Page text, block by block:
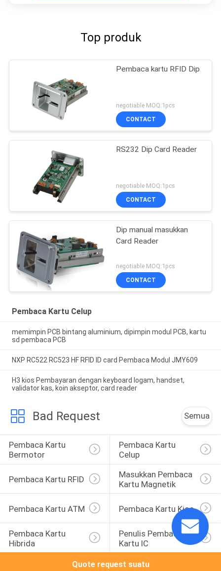
Top produk
Pembaca kartu RFID Dip
negotiable MOQ:1pcs
CONTACT
RS232 Dip Card Reader
negotiable MOQ:1pcs
CONTACT
Dip manual masukkan
Card Reader
negotiable MOQ:1pcs
CONTACT
Pembaca Kartu Celup
memimpin PCB bintang aluminium, dipimpin modul PCB, kartu
sd pembaca PCB
NXP RC522 RC523 HF RFID ID card Pembaca Modul JMY609
H3 kios Pembayaran dengan keyboard logam, handset,
validator kas, koin akseptor, card reader
Bad Request Semua
Pembaca Kartu
Bermotor
Pembaca Kartu
Celup
Pembaca Kartu RFID
Masukkan Pembaca
Kartu Magnetik
Pembaca Kartu ATM Pembaca Kartu Kios
Pembaca Kartu
Hibrida
Penulis Pembaca
Kartu IC
Quote request suatu